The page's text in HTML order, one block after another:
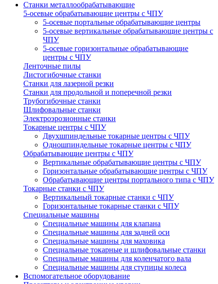
Станки металлообрабатывающие
5-осевые обрабатывающие центры с ЧПУ
5-осевые портальные обрабатывающие центры
5-осевые вертикальные обрабатывающие центры с
ЧПУ
5-осевые горизонтальные обрабатывающие
центры с ЧПУ
Ленточные пилы
Листогибочные станки
Станки для лазерной резки
Станки для продольной и поперечной резки
Трубогибочные станки
Шлифовальные станки
Электроэрозионные станки
Токарные центры с ЧПУ
Двухшпиндельные токарные центры с ЧПУ
Одношпиндельные токарные центры с ЧПУ
Обрабатывающие центры с ЧПУ
Вертикальные обрабатывающие центры с ЧПУ
Горизонтальные обрабатывающие центры с ЧПУ
Обрабатывающие центры портального типа с ЧПУ
Токарные станки с ЧПУ
Вертикальный токарные станки с ЧПУ
Горизонтальные токарные станки с ЧПУ
Специальные машины
Специальные машины для клапана
Специальные машины для задней оси
Специальные машины для маховика
Специальные токарные и шлифовальные станки
Специальные машины для коленчатого вала
Специальные машины для ступицы колеса
Вспомогательное оборудование